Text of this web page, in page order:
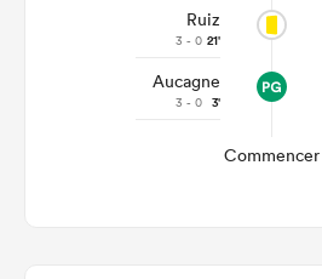
Ruiz
3 - 0 21'
Aucagne
3 - 0 3'
Commencer